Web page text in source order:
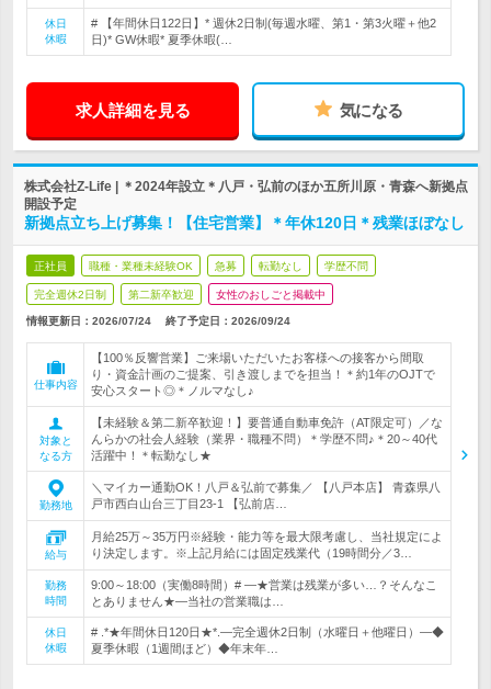
休日
休暇
# 【年間休日122日】* 週休2日制(毎週水曜、第1・第3火曜＋他2
日)* GW休暇* 夏季休暇(…
求人詳細を見る 気になる
株式会社Z-Life | ＊2024年設立＊八戸・弘前のほか五所川原・青森へ新拠点
開設予定
新拠点立ち上げ募集！【住宅営業】＊年休120日＊残業ほぼなし
正社員 職種・業種未経験OK 急募 転勤なし 学歴不問
完全週休2日制 第二新卒歓迎 女性のおしごと掲載中
情報更新日：2026/07/24 終了予定日： 2026/09/24
仕事内容
【100％反響営業】ご来場いただいたお客様への接客から間取
り・資金計画のご提案、引き渡しまでを担当！＊約1年のOJTで
安心スタート◎＊ノルマなし♪
対象と
なる方
【未経験＆第二新卒歓迎！】要普通自動車免許（AT限定可）／な
んらかの社会人経験（業界・職種不問）＊学歴不問♪＊20～40代
活躍中！＊転勤なし★
勤務地
＼マイカー通勤OK！八戸＆弘前で募集／ 【八戸本店】 青森県八
戸市西白山台三丁目23-1 【弘前店…
給与
月給25万～35万円※経験・能力等を最大限考慮し、当社規定によ
り決定します。※上記月給には固定残業代（19時間分／3…
勤務
時間
9:00～18:00（実働8時間）# ―★営業は残業が多い…？そんなこ
とありません★―当社の営業職は…
休日
休暇
# .*★年間休日120日★*.―完全週休2日制（水曜日＋他曜日）―◆
夏季休暇（1週間ほど）◆年末年…